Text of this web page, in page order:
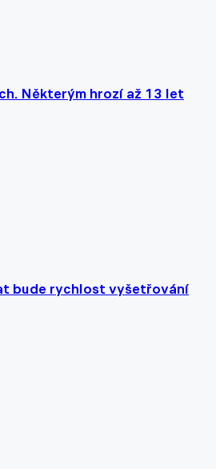
Některým hrozí až 13 let
bude rychlost vyšetřování